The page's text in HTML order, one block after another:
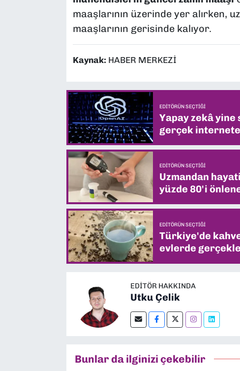
maaşlarının üzerinde yer alırken,
maaşlarının gerisinde kalıyor.
Kaynak: HABER MERKEZİ
EDITÖRÜN SEÇTIĞI
Yapay zekâ yine
gerçek internete
EDITÖRÜN SEÇTIĞI
Uzmandan
yüzde 80'i
EDITÖRÜN SEÇTIĞI
Türkiye'de
evlerde
EDITÖR HAKKINDA
Utku Çelik
Bunlar da ilginizi çekebilir